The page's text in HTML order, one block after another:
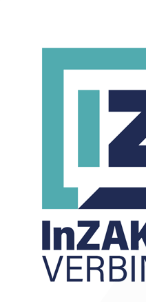
ARTIKELEN
COLUMNS
KORTE ZAKEN